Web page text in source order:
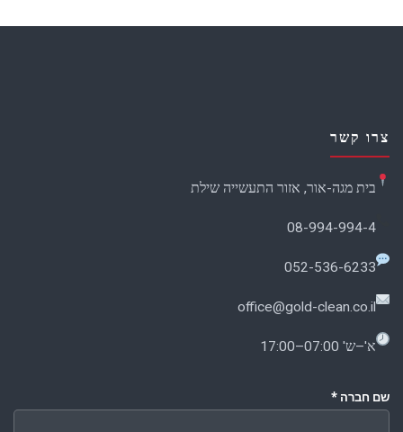
צרו קשר
בית מגה-אור, אזור התעשייה שילת
08-994-994-4
052-536-6233
office@gold-clean.co.il
א'–ש' 07:00–17:00
שם חברה *